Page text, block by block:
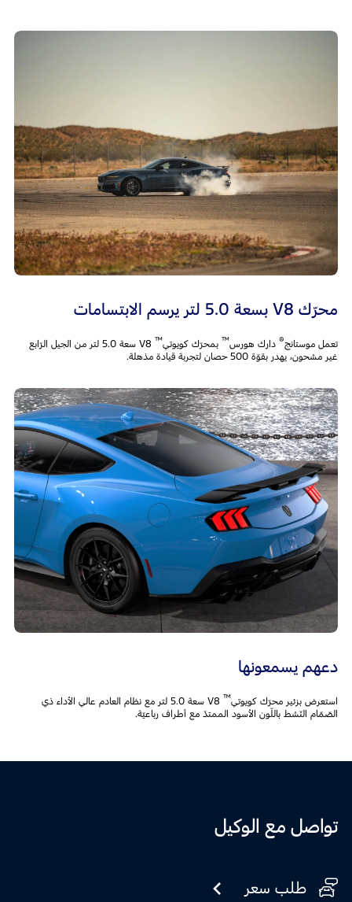
محرّك V8 بسعة 5.0 لتر يرسم الابتسامات
تعمل موستانج®دارك هورس™ بمحرّك كويوتي™
V8 سعة 5.0 لتر من الجيل الرّابع
غير مشحون، يهدر بقوّة 500 حصان لتجربة قيادة مذهلة.
دعهم يسمعونها
استعرض بزئير محرّك كويوتي™
V8 سعة 5.0 لتر مع نظام العادم عالي الأداء ذي
الصّمّام النّشط باللّون الأسود الممتدّ مع أطراف رباعيّة.
تواصل مع الوكيل
طلب سعر